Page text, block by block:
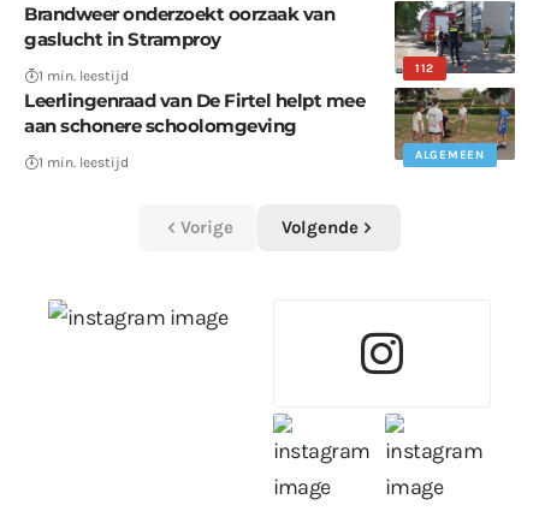
112
Brandweer onderzoekt oorzaak van
gaslucht in Stramproy
1 min. leestijd
ALGEMEEN
Leerlingenraad van De Firtel helpt mee
aan schonere schoolomgeving
1 min. leestijd
Vorige Volgende